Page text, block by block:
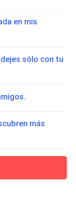
en mis
sólo con tu
más